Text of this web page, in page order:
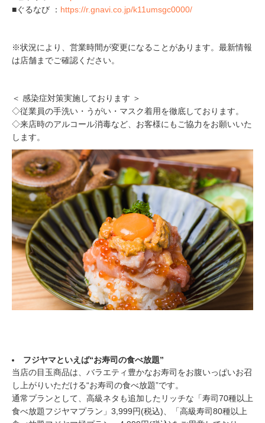
■ぐるなび ： https://r.gnavi.co.jp/k11umsgc0000/
※状況により、営業時間が変更になることがあります。最新情報
は店舗までご確認ください。
＜ 感染症対策実施しております ＞
◇従業員の手洗い・うがい・マスク着用を徹底しております。
◇来店時のアルコール消毒など、お客様にもご協力をお願いいた
します。
フジヤマといえば“お寿司の食べ放題”
当店の目玉商品は、バラエティ豊かなお寿司をお腹いっぱいお召
し上がりいただける“お寿司の食べ放題”です。
通常プランとして、高級ネタも追加したリッチな「寿司70種以上
食べ放題フジヤマプラン」3,999円(税込)、「高級寿司80種以上